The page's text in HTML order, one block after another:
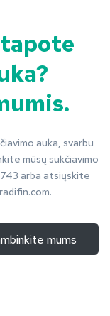
auka, svarbu
mūsų sukčiavimo
arba atsiųskite
.
mums